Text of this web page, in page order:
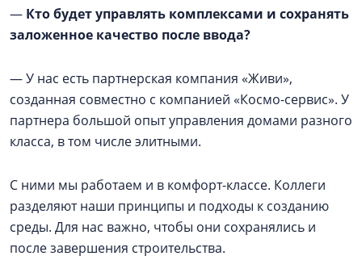
— Кто будет управлять комплексами и сохранять
заложенное качество после ввода?
— У нас есть партнерская компания «Живи»,
созданная совместно с компанией «Космо-сервис». У
партнера большой опыт управления домами разного
класса, в том числе элитными.
С ними мы работаем и в комфорт-классе. Коллеги
разделяют наши принципы и подходы к созданию
среды. Для нас важно, чтобы они сохранялись и
после завершения строительства.